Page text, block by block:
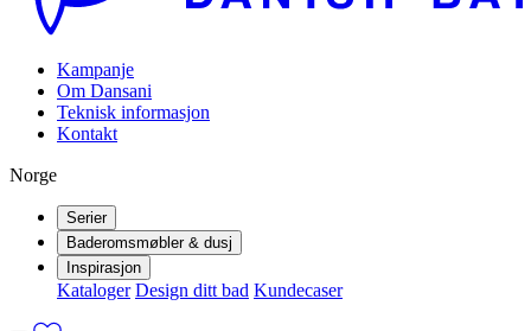
Kampanje
Om Dansani
Teknisk informasjon
Kontakt
Norge
Serier
Baderomsmøbler & dusj
Inspirasjon
Kataloger Design ditt bad Kundecaser